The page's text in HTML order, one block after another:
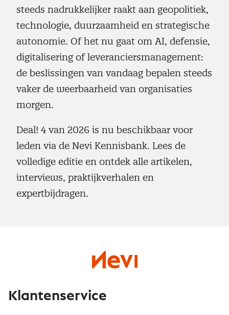
steeds nadrukkelijker raakt aan geopolitiek,
technologie, duurzaamheid en strategische
autonomie. Of het nu gaat om AI, defensie,
digitalisering of leveranciersmanagement:
de beslissingen van vandaag bepalen steeds
vaker de weerbaarheid van organisaties
morgen.
Deal! 4 van 2026 is nu beschikbaar voor
leden via de Nevi Kennisbank. Lees de
volledige editie en ontdek alle artikelen,
interviews, praktijkverhalen en
expertbijdragen.
Klantenservice